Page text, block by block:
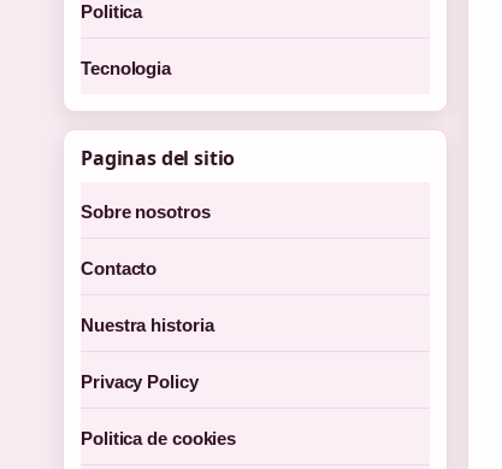
Politica
Tecnologia
Paginas del sitio
Sobre nosotros
Contacto
Nuestra historia
Privacy Policy
Politica de cookies